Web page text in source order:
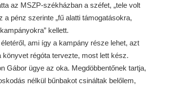
az MSZP-székházban a széfet, „tele volt
a pénz szerinte „fű alatti támogatásokra,
kellett.
ami így a kampány része lehet, azt
könyvet régóta tervezte, most lett kész.
Gábor ügye az oka. Megdöbbentőnek tartja,
nélkül bűnbakot csináltak belőlem,